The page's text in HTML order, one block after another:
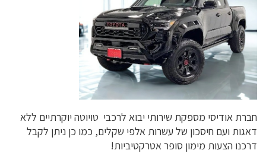
חברת אודיסי מספקת שירותי יבוא לרכבי טויוטה יוקרתיים ללא
דאגות ועם חיסכון של עשרות אלפי שקלים, כמו כן ניתן לקבל
דרכנו הצעות מימון סופר אטרקטיביות!